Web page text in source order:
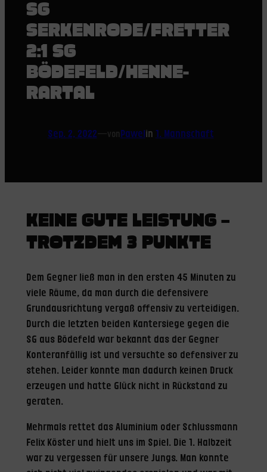
SG
SERKENRODE/FRETTER
2:1 SG
BÖDEFELD/HENNE-
RARTAL
Sep. 2, 2022—vonPawelin 1. Mannschaft
KEINE GUTE LEISTUNG –
TROTZDEM 3 PUNKTE
Dem Gegner ließ man in den ersten 45 Minuten zu
viele Räume, da man durch die defensivere
Grundausrichtung vergaß offensiv zu verteidigen.
Durch die letzten beiden Kantersiege gegen die
SG aus Bödefeld war bekannt das der Gegner
Konteranfällig ist und versuchte so defensiver zu
stehen. Leider konnte man dadurch keinen Druck
erzeugen und hatte Glück nicht in Rückstand zu
geraten.
Mehrmals rettet das Aluminium oder Schlussmann
Felix Köster und hielt uns im Spiel. Die 1. Halbzeit
war zu vergessen für unsere Jungs. Man konnte